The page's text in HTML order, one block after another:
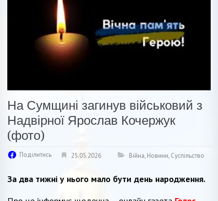
На Сумщині загинув військовий з
Надвірної Ярослав Кочержук
(фото)
Поділитись 25.05.2026 Війна, Новини, Суспільство
За два тижні у нього мало бути день народження.